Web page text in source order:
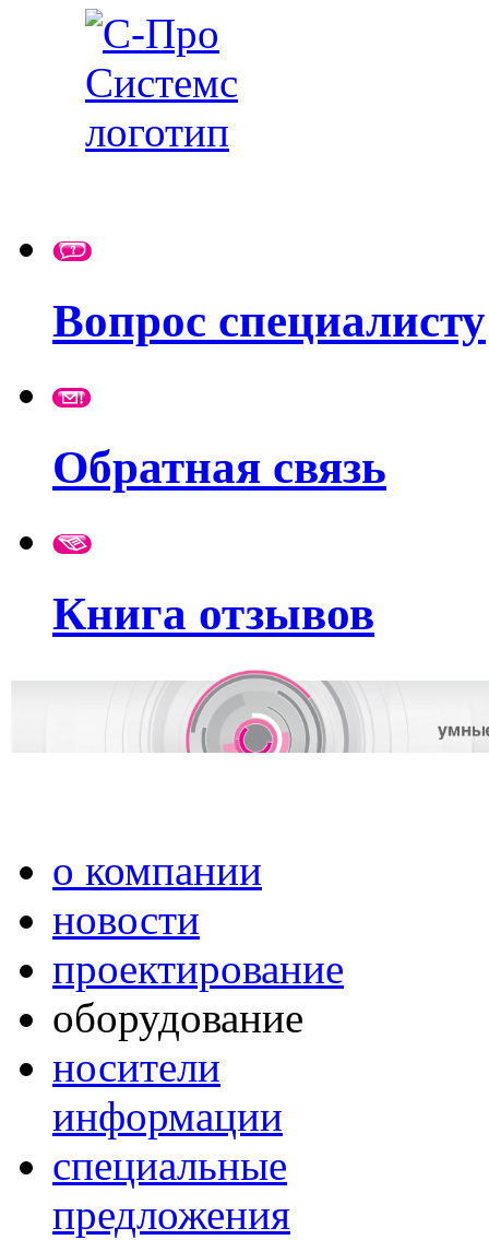
Вопрос специалисту
Обратная связь
Книга отзывов
о компании
новости
проектирование
оборудование
носители
информации
специальные
предложения